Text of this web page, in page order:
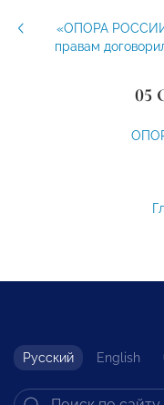
«ОПОРА
правам
05
Русский English